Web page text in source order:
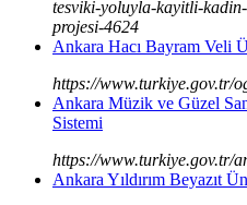
tesviki-yoluyla-kayitli-
projesi-4624
Ankara Hacı Bayram Veli
https://www.turkiye.gov.tr/
Ankara Müzik ve Güzel
Sistemi
https://www.turkiye.gov.tr/
Ankara Yıldırım Beyazıt